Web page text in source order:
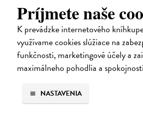
Príjmete naše
K prevádzke internetového
využívame cookies slúžiace na
funkčnosti, marketingové účely a
maximálneho pohodlia a
NASTAVENIA
Ďalšie z kategórie
české